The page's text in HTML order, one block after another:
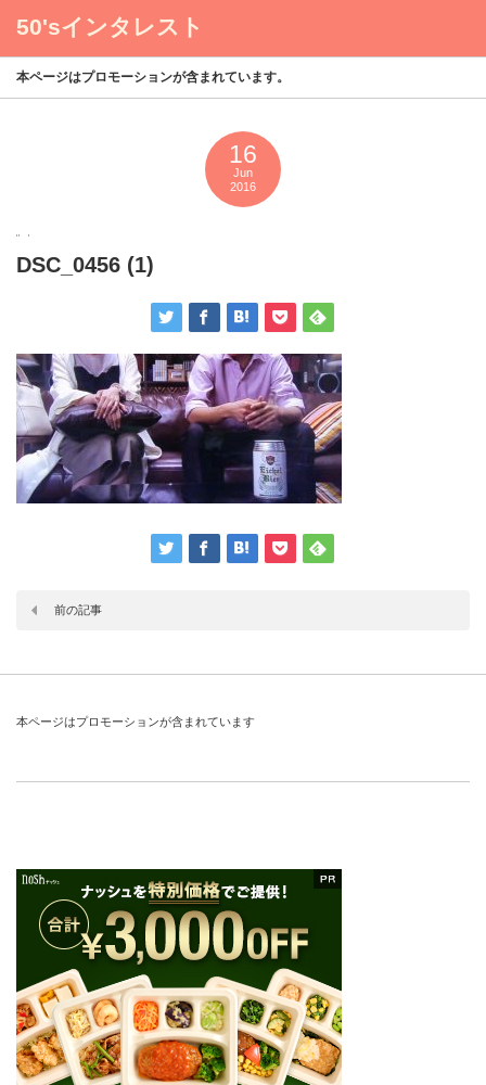
50'sインタレスト
本ページはプロモーションが含まれています。
16
Jun
2016
DSC_0456 (1)
前の記事
本ページはプロモーションが含まれています